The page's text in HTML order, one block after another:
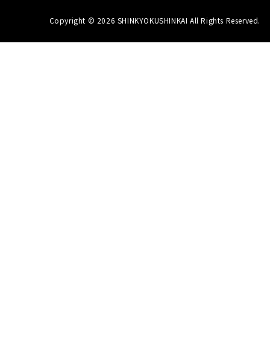
Copyright © 2026 SHINKYOKUSHINKAI All Rights Reserved.